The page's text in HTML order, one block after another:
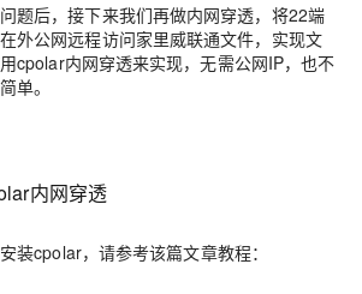
题后，接下来我们再做内网穿透，将22端
外公网远程访问家里威联通文件，实现文
cpolar内网穿透来实现，无需公网IP，也不
单。
内网穿透
装cpolar，请参考该篇文章教程：